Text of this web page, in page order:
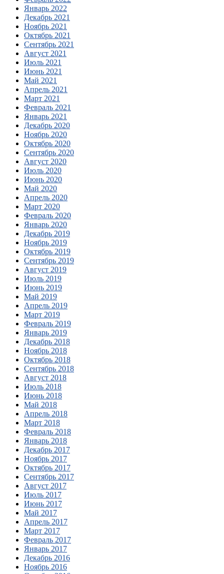
Январь 2022
Декабрь 2021
Ноябрь 2021
Октябрь 2021
Сентябрь 2021
Август 2021
Июль 2021
Июнь 2021
Май 2021
Апрель 2021
Март 2021
Февраль 2021
Январь 2021
Декабрь 2020
Ноябрь 2020
Октябрь 2020
Сентябрь 2020
Август 2020
Июль 2020
Июнь 2020
Май 2020
Апрель 2020
Март 2020
Февраль 2020
Январь 2020
Декабрь 2019
Ноябрь 2019
Октябрь 2019
Сентябрь 2019
Август 2019
Июль 2019
Июнь 2019
Май 2019
Апрель 2019
Март 2019
Февраль 2019
Январь 2019
Декабрь 2018
Ноябрь 2018
Октябрь 2018
Сентябрь 2018
Август 2018
Июль 2018
Июнь 2018
Май 2018
Апрель 2018
Март 2018
Февраль 2018
Январь 2018
Декабрь 2017
Ноябрь 2017
Октябрь 2017
Сентябрь 2017
Август 2017
Июль 2017
Июнь 2017
Май 2017
Апрель 2017
Март 2017
Февраль 2017
Январь 2017
Декабрь 2016
Ноябрь 2016